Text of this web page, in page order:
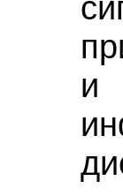
и